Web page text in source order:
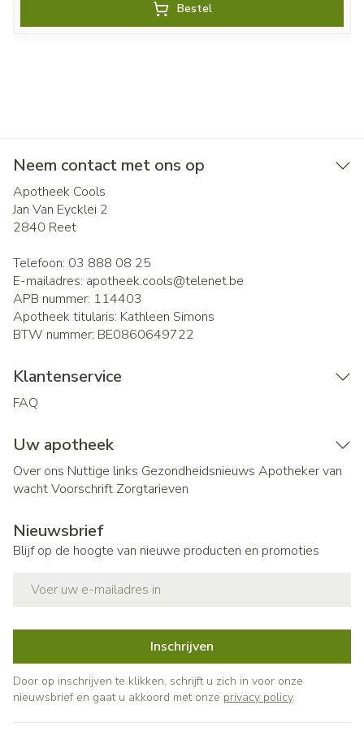
Bestel
Neem contact met ons op
Apotheek Cools
Jan Van Eycklei 2
2840 Reet
Telefoon: 03 888 08 25
E-mailadres: apotheek.cools@telenet.be
APB nummer: 114403
Apotheek titularis: Kathleen Simons
BTW nummer: BE0860649722
Klantenservice
FAQ
Uw apotheek
Over ons Nuttige links Gezondheidsnieuws Apotheker van
wachtVoorschrift Zorgtarieven
Nieuwsbrief
Blijf op de hoogte van nieuwe producten en promoties
Inschrijven
Door op inschrijven te klikken, schrijft u zich in voor onze
nieuwsbrief en gaat u akkoord met onze privacy policy.